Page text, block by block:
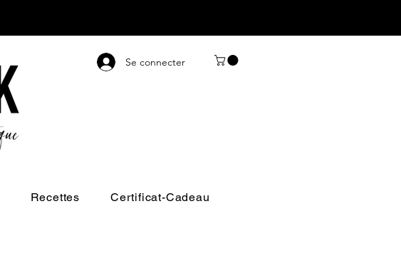
Se connecter
Recettes Certificat-Cadeau